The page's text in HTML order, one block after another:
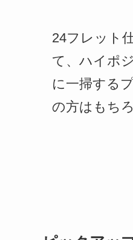
24フレット
て、ハイポ
に一掃する
の方はもち